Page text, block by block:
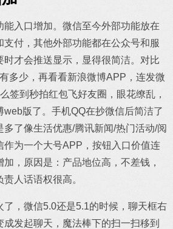
能入口增加。微信至今外部功能放在
付，其他外部功能都在公众号和服
时才会推送显示，显得很简洁。对比
多少，再看看新浪微博APP，连发微
签到秒拍红包飞好友圈，眼花缭乱，
web版了。手机QQ在抄微信后简洁了
了像生活优惠/腾讯新闻/热门活动/阅
作为一个大号APP，按钮入口价值连
，原因是：产品地位高，不差钱，
人话语权很高。
了，微信5.0还是5.1的时候，聊天框右
成发起聊天，魔法棒下的扫一扫移到